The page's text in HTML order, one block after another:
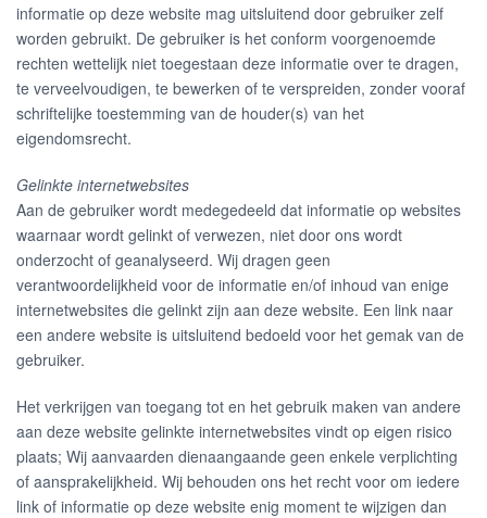
informatie op deze website mag uitsluitend door gebruiker zelf
worden gebruikt. De gebruiker is het conform voorgenoemde
rechten wettelijk niet toegestaan deze informatie over te dragen,
te verveelvoudigen, te bewerken of te verspreiden, zonder vooraf
schriftelijke toestemming van de houder(s) van het
eigendomsrecht.
Gelinkte internetwebsites
Aan de gebruiker wordt medegedeeld dat informatie op websites
waarnaar wordt gelinkt of verwezen, niet door ons wordt
onderzocht of geanalyseerd. Wij dragen geen
verantwoordelijkheid voor de informatie en/of inhoud van enige
internetwebsites die gelinkt zijn aan deze website. Een link naar
een andere website is uitsluitend bedoeld voor het gemak van de
gebruiker.
Het verkrijgen van toegang tot en het gebruik maken van andere
aan deze website gelinkte internetwebsites vindt op eigen risico
plaats; Wij aanvaarden dienaangaande geen enkele verplichting
of aansprakelijkheid. Wij behouden ons het recht voor om iedere
link of informatie op deze website enig moment te wijzigen dan